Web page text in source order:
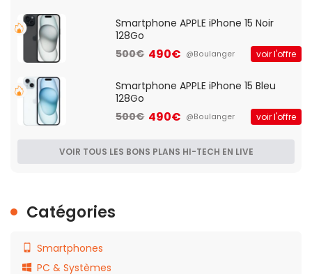
Smartphone APPLE iPhone 15 Noir
128Go
500€ 490€ @Boulanger voir l'offre
Smartphone APPLE iPhone 15 Bleu
128Go
500€ 490€ @Boulanger voir l'offre
VOIR TOUS LES BONS PLANS HI-TECH EN LIVE
Catégories
Smartphones
PC & Systèmes